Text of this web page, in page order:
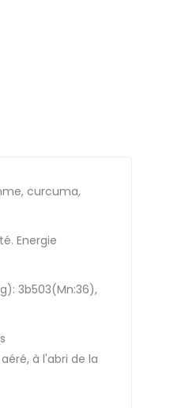
curcuma,
Energie
3b503(Mn:36),
à l'abri de la